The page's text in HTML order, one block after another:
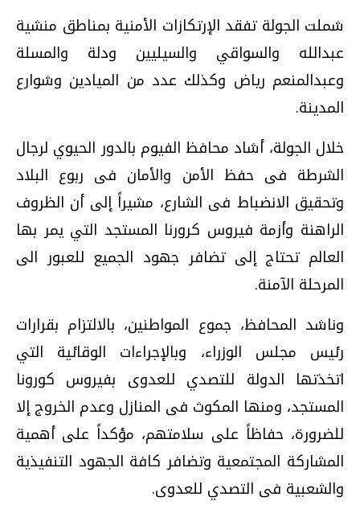
شملت الجولة تفقد الإرتكازات الأمنية بمناطق منشية
عبدالله والسواقي والسيليين ودلة والمسلة
وعبدالمنعم رياض وكذلك عدد من الميادين وشوارع
المدينة.
خلال الجولة، أشاد محافظ الفيوم بالدور الحيوي لرجال
الشرطة فى حفظ الأمن والأمان فى ربوع البلاد
وتحقيق الانضباط فى الشارع، مشيراً إلى أن الظروف
الراهنة وأزمة فيروس كرورنا المستجد التي يمر بها
العالم تحتاج إلى تضافر جهود الجميع للعبور الى
المرحلة الآمنة.
وناشد المحافظ، جموع المواطنين، بالالتزام بقرارات
رئيس مجلس الوزراء، وبالإجراءات الوقائية التي
اتخذتها الدولة للتصدي للعدوى بفيروس كورونا
المستجد، ومنها المكوث فى المنازل وعدم الخروج إلا
للضرورة، حفاظاً على سلامتهم، مؤكداً على أهمية
المشاركة المجتمعية وتضافر كافة الجهود التنفيذية
والشعبية فى التصدي للعدوى.